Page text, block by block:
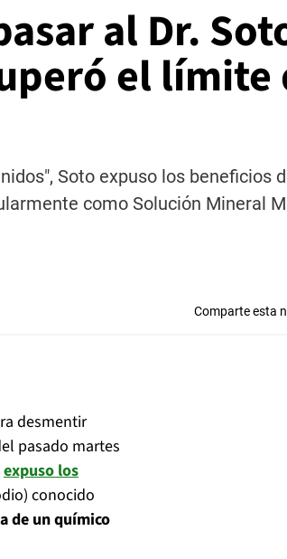
al Dr.
el límite
Soto expuso los beneficios
como Solución Mineral
Comparte esta
desmentir
pasado martes
expuso los
conocido
de un químico